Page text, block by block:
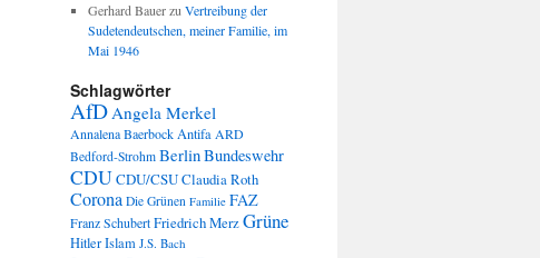
Gerhard Bauerzu Vertreibung der
Sudetendeutschen, meiner Familie, im
Mai 1946
Schlagwörter
AfDAngela Merkel
Annalena BaerbockAntifa ARD
Bedford-Strohm BerlinBundeswehr
CDUCDU/CSUClaudia Roth
Corona Die Grünen Familie FAZ
Franz SchubertFriedrich MerzGrüne
HitlerIslam J.S. Bach